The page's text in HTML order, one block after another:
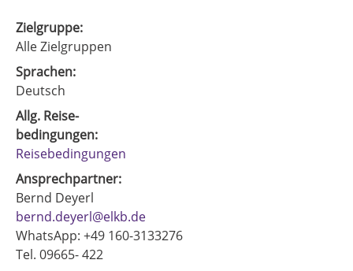
Zielgruppe:
Alle Zielgruppen
Sprachen:
Deutsch
Allg. Reise-
bedingungen:
Reisebedingungen
Ansprechpartner:
Bernd Deyerl
bernd.deyerl@elkb.de
WhatsApp: +49 160-3133276
Tel. 09665- 422